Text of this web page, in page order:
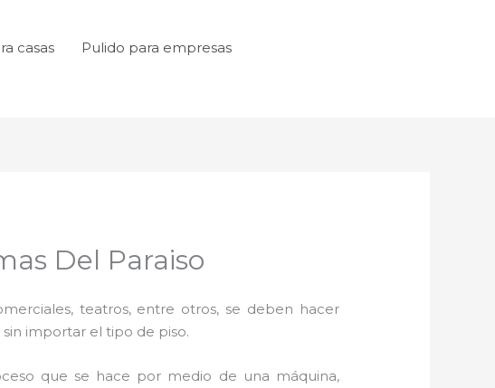
casas
Pulido para empresas
Del Paraiso
teatros, entre otros, se deben hacer
importar el tipo de piso.
que se hace por medio de una máquina,